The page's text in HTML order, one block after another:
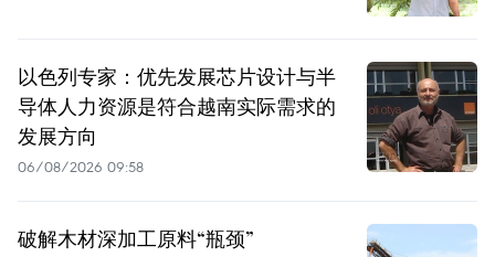
以色列专家：优先发展芯片设计与半
导体人力资源是符合越南实际需求的
发展方向
06/08/2026 09:58
破解木材深加工原料“瓶颈”